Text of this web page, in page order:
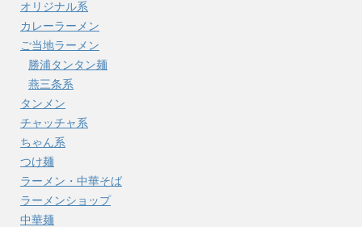
オリジナル系
カレーラーメン
ご当地ラーメン
勝浦タンタン麺
燕三条系
タンメン
チャッチャ系
ちゃん系
つけ麺
ラーメン・中華そば
ラーメンショップ
中華麺